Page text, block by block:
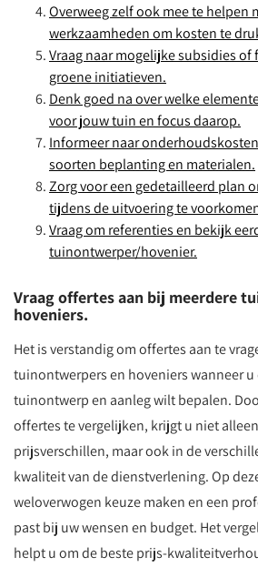
Overweeg zelf ook mee te helpen
werkzaamheden om kosten te
Vraag naar mogelijke subsidies
groene initiatieven.
Denk goed na over welke
voor jouw tuin en focus daarop.
Informeer naar
soorten beplanting en materialen.
Zorg voor een gedetailleerd plan
tijdens de uitvoering te
Vraag om referenties en bekijk
tuinontwerper/hovenier.
Vraag offertes aan bij meerdere
hoveniers.
Het is verstandig om offertes aan te
tuinontwerpers en hoveniers wanneer
tuinontwerp en aanleg wilt bepalen.
offertes te vergelijken, krijgt u niet
prijsverschillen, maar ook in de
kwaliteit van de dienstverlening. Op
weloverwogen keuze maken en een
past bij uw wensen en budget. Het
helpt u om de beste prijs-